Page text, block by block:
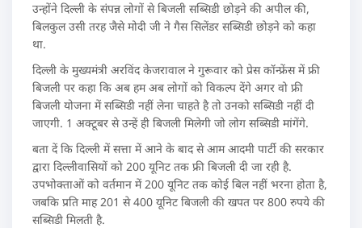
उन्होंने दिल्ली के संपन्न लोगों से बिजली सब्सिडी छोड़ने की अपील की,
बिलकुल उसी तरह जैसे मोदी जी ने गैस सिलेंडर सब्सिडी छोड़ने को कहा
था.
दिल्ली के मुख्यमंत्री अरविंद केजरावाल ने गुरूवार को प्रेस कॉन्फ्रेंस में फ्री
बिजली पर कहा कि अब हम अब लोगों को विकल्प देंगे अगर वो फ्री
बिजली योजना में सब्सिडी नहीं लेना चाहते है तो उनको सब्सिडी नहीं दी
जाएगी. 1 अक्टूबर से उन्हें ही बिजली मिलेगी जो लोग सब्सिडी मांगेंगे.
बता दें कि दिल्ली में सत्ता में आने के बाद से आम आदमी पार्टी की सरकार
द्वारा दिल्लीवासियों को 200 यूनिट तक फ्री बिजली दी जा रही है.
उपभोक्ताओं को वर्तमान में 200 यूनिट तक कोई बिल नहीं भरना होता है,
जबकि प्रति माह 201 से 400 यूनिट बिजली की खपत पर 800 रुपये की
सब्सिडी मिलती है.